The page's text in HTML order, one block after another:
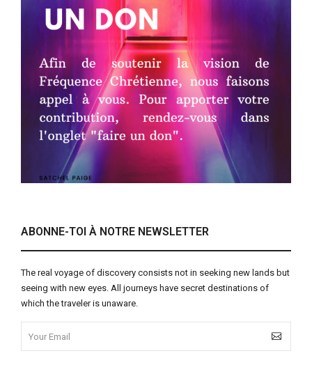
ABONNE-TOI À NOTRE NEWSLETTER
The real voyage of discovery consists not in seeking new lands but
seeing with new eyes. All journeys have secret destinations of
which the traveler is unaware.